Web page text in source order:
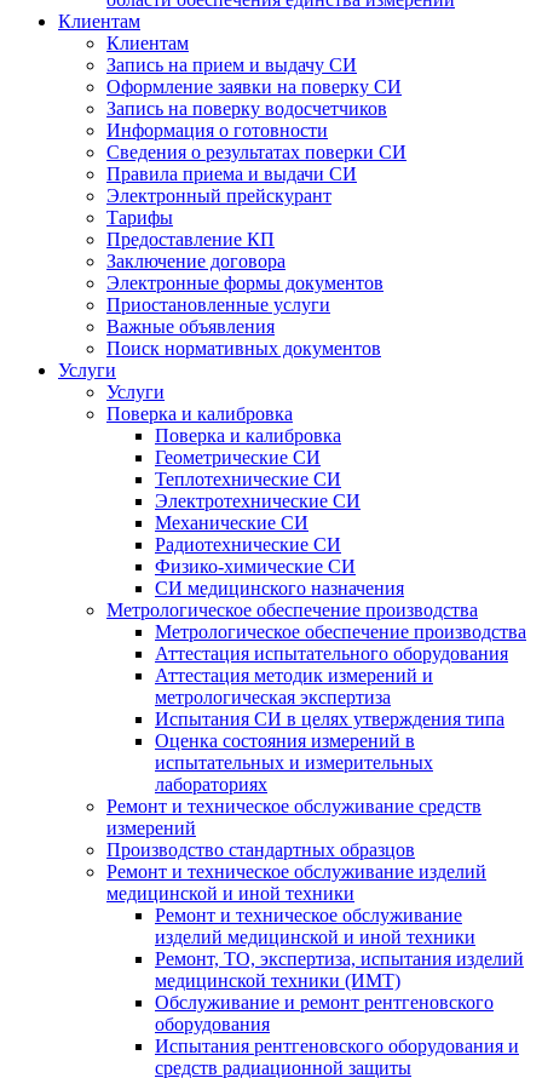
Клиентам
Клиентам
Запись на прием и выдачу СИ
Оформление заявки на поверку СИ
Запись на поверку водосчетчиков
Информация о готовности
Сведения о результатах поверки СИ
Правила приема и выдачи СИ
Электронный прейскурант
Тарифы
Предоставление КП
Заключение договора
Электронные формы документов
Приостановленные услуги
Важные объявления
Поиск нормативных документов
Услуги
Услуги
Поверка и калибровка
Поверка и калибровка
Геометрические СИ
Теплотехнические СИ
Электротехнические СИ
Механические СИ
Радиотехнические СИ
Физико-химические СИ
СИ медицинского назначения
Метрологическое обеспечение производства
Метрологическое обеспечение производства
Аттестация испытательного оборудования
Аттестация методик измерений и
метрологическая экспертиза
Испытания СИ в целях утверждения типа
Оценка состояния измерений в
испытательных и измерительных
лабораториях
Ремонт и техническое обслуживание средств
измерений
Производство стандартных образцов
Ремонт и техническое обслуживание изделий
медицинской и иной техники
Ремонт и техническое обслуживание
изделий медицинской и иной техники
Ремонт, ТО, экспертиза, испытания изделий
медицинской техники (ИМТ)
Обслуживание и ремонт рентгеновского
оборудования
Испытания рентгеновского оборудования и
средств радиационной защиты